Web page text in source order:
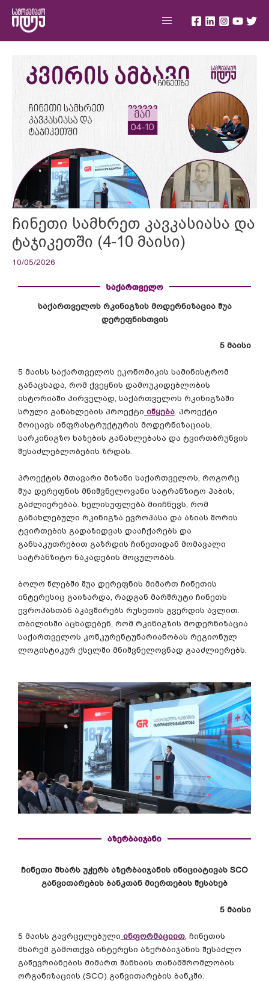
content
ჩინეთი სამხრეთ კავკასიასა და
ტაჯიკეთში (4-10 მაისი)
10/05/2026
საქართველო
საქართველოს რკინიგზის მოდერნიზაცია შუა
დერეფნისთვის
5 მაისი
5 მაისს საქართველოს ეკონომიკის სამინისტრომ
განაცხადა, რომ ქვეყნის დამოუკიდებლობის
ისტორიაში პირველად, საქართველოს რკინიგზაში
სრული განახლების პროექტი იწყება. პროექტი
მოიცავს ინფრასტრუქტურის მოდერნიზაციას,
სარკინიგზო ხაზების განახლებასა და ტვირთბრუნვის
შესაძლებლობების ზრდას.
პროექტის მთავარი მიზანი საქართველოს, როგორც
შუა დერეფნის მნიშვნელოვანი სატრანზიტო ჰაბის,
გაძლიერებაა. ხელისუფლება მიიჩნევს, რომ
განახლებული რკინიგზა ევროპასა და აზიას შორის
ტვირთების გადაზიდვას დააჩქარებს და
განსაკუთრებით გაზრდის ჩინეთიდან მომავალი
სატრანზიტო ნაკადების მოცულობას.
ბოლო წლებში შუა დერეფნის მიმართ ჩინეთის
ინტერესიც გაიზარდა, რადგან მარშრუტი ჩინეთს
ევროპასთან აკავშირებს რუსეთის გვერდის ავლით.
თბილისში აცხადებენ, რომ რკინიგზის მოდერნიზაცია
საქართველოს კონკურენტუნარიანობას რეგიონულ
ლოგისტიკურ ქსელში მნიშვნელოვნად გააძლიერებს.
აზერბაიჯანი
ჩინეთი მხარს უჭერს აზერბაიჯანის ინიციატივას SCO
განვითარების ბანკთან მიერთების შესახებ
5 მაისი
5 მაისს გავრცელებული ინფორმაციით , ჩინეთის
მხარემ გამოთქვა ინტერესი აზერბაიჯანის შესაძლო
გაწევრიანების მიმართ შანხაის თანამშრომლობის
ორგანიზაციის (SCO) განვითარების ბანკში.